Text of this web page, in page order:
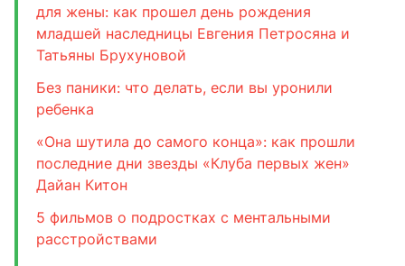
для жены: как прошел день рождения
младшей наследницы Евгения Петросяна и
Татьяны Брухуновой
Без паники: что делать, если вы уронили
ребенка
«Она шутила до самого конца»: как прошли
последние дни звезды «Клуба первых жен»
Дайан Китон
5 фильмов о подростках с ментальными
расстройствами